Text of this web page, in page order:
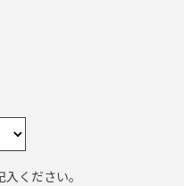
ください。